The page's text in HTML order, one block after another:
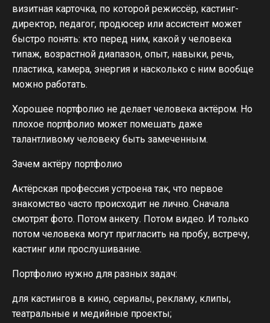
визитная карточка, по которой режиссёр, кастинг-
директор, педагог, продюсер или ассистент может
быстро понять: кто перед ним, какой у человека
типаж, возрастной диапазон, опыт, навыки, речь,
пластика, камера, энергия и насколько с ним вообще
можно работать.
Хорошее портфолио не делает человека актёром. Но
плохое портфолио может помешать даже
талантливому человеку быть замеченным.
Зачем актёру портфолио
Актёрская профессия устроена так, что первое
знакомство часто происходит не лично. Сначала
смотрят фото. Потом анкету. Потом видео. И только
потом человека могут пригласить на пробу, встречу,
кастинг или прослушивание.
Портфолио нужно для разных задач:
для кастингов в кино, сериалы, рекламу, клипы,
театральные и медийные проекты;